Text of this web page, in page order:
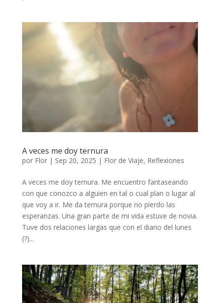
A veces me doy ternura
por Flor| Sep 20, 2025 | Flor de Viaje, Reflexiones
A veces me doy ternura. Me encuentro fantaseando
con que conozco a alguien en tal o cual plan o lugar al
que voy a ir. Me da ternura porque no pierdo las
esperanzas. Una gran parte de mi vida estuve de novia.
Tuve dos relaciones largas que con el diario del lunes
(?)...